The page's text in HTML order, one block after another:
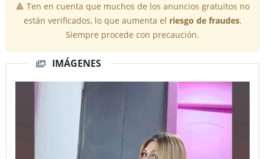
🔺 Ten en cuenta que muchos de los anuncios gratuitos no
están verificados, lo que aumenta el riesgo de fraudes.
Siempre procede con precaución.
IMÁGENES